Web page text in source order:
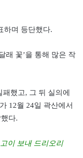
하며 등단했다.
래 꽃’을 통해 많은 작
했고, 그 뒤 실의에
12월 24일 곽산에서
다.
이 보내 드리오리